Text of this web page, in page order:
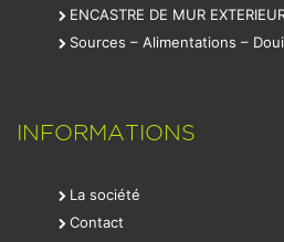
ENCASTRE DE MUR
Sources – Alimentations –
INFORMATIONS
La société
Contact